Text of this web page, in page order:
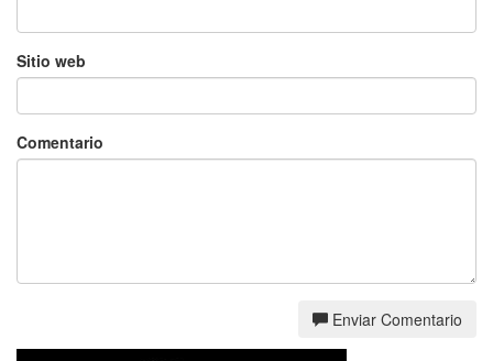
Sitio web
Comentario
Enviar Comentario